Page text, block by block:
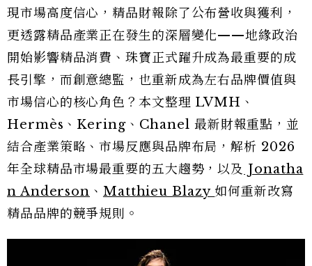
現市場高度信心，精品財報除了公布營收與獲利，
更透露精品產業正在發生的深層變化——地緣政治
開始影響精品消費、珠寶正式躍升成為最重要的成
長引擎，而創意總監，也重新成為左右品牌價值與
市場信心的核心角色？本文整理 LVMH、
Hermès、Kering、Chanel 最新財報重點，並
結合產業策略、市場反應與品牌布局，解析 2026
年全球精品市場最重要的五大趨勢，以及 Jonatha
n Anderson 、 Matthieu Blazy 如何重新改寫
精品品牌的競爭規則。